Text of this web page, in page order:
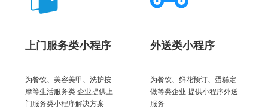
上门服务类小程序
为餐饮、美容美甲、洗护按
摩等生活服务类 企业提供上
门服务类小程序解决方案
外送类小程序
为餐饮、鲜花预订、蛋糕定
做等类企业 提供小程序外送
服务